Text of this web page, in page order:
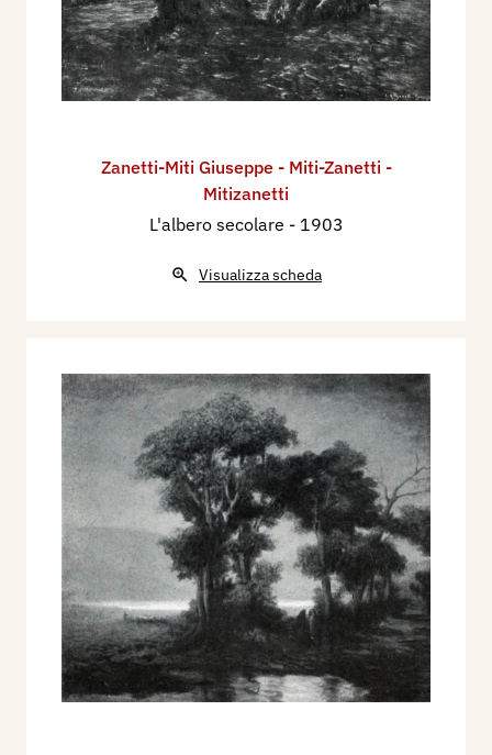
Zanetti-Miti Giuseppe - Miti-Zanetti -
Mitizanetti
L'albero secolare - 1903
Visualizza scheda